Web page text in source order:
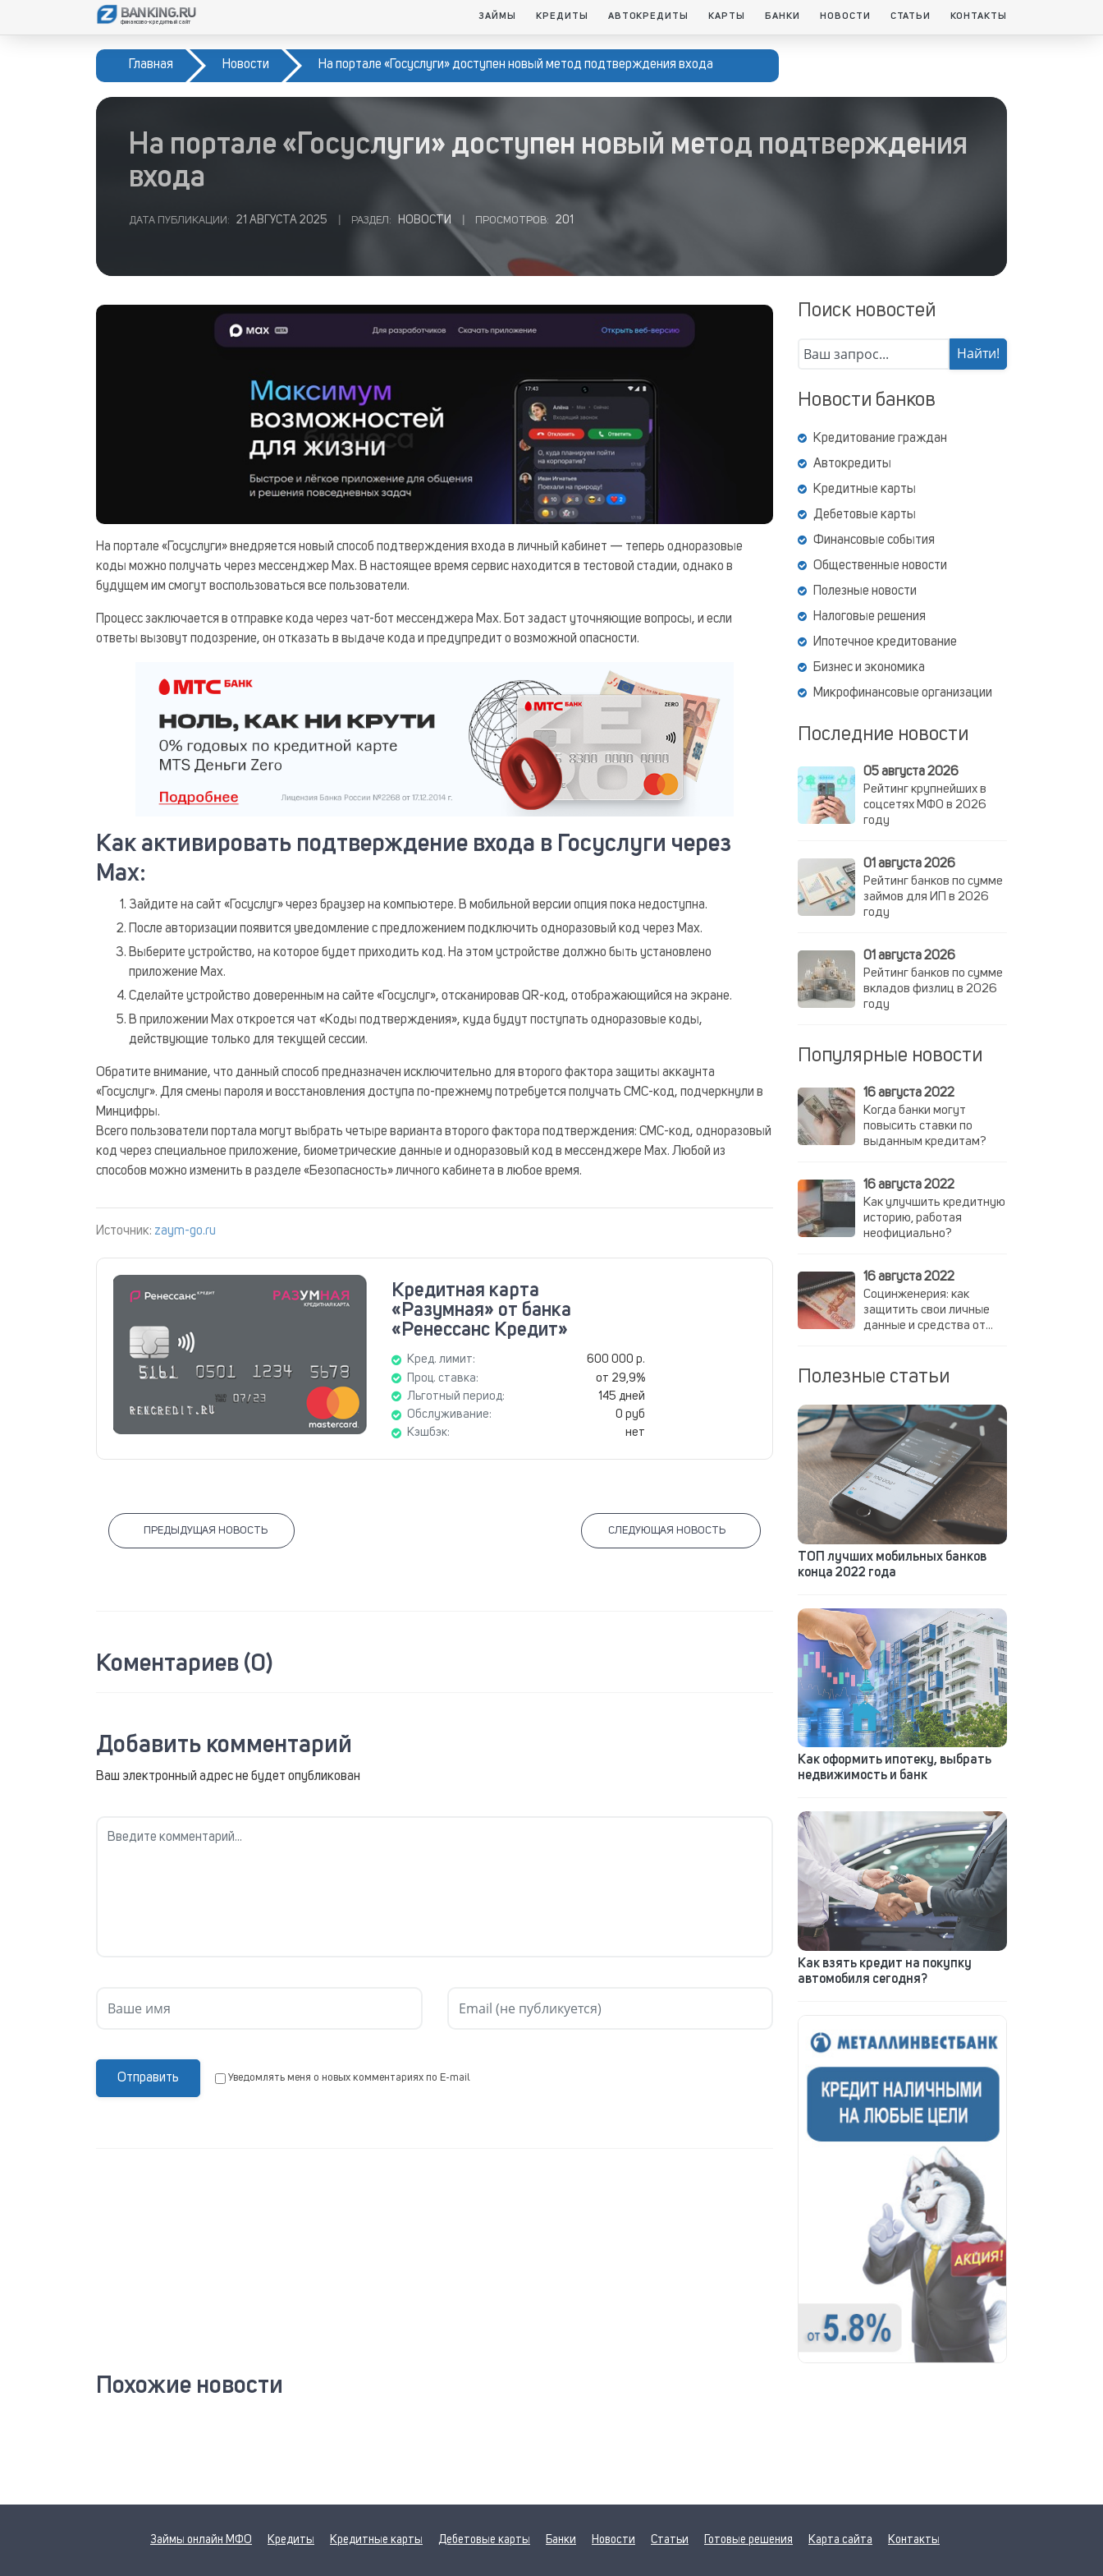
BANKING.RU
финансово-кредитный сайт
ЗАЙМЫ КРЕДИТЫ АВТОКРЕДИТЫ КАРТЫ БАНКИ НОВОСТИ СТАТЬИ КОНТАКТЫ
Главная Новости На портале «Госуслуги» доступен новый метод подтверждения входа
На портале «Госуслуги» доступен новый метод подтверждения
входа
ДАТА ПУБЛИКАЦИИ: 21 АВГУСТА 2025 РАЗДЕЛ: НОВОСТИ ПРОСМОТРОВ: 201
На портале «Госуслуги» внедряется новый способ подтверждения входа в личный кабинет — теперь одноразовые
коды можно получать через мессенджер Max. В настоящее время сервис находится в тестовой стадии, однако в
будущем им смогут воспользоваться все пользователи.
Процесс заключается в отправке кода через чат-бот мессенджера Max. Бот задаст уточняющие вопросы, и если
ответы вызовут подозрение, он отказать в выдаче кода и предупредит о возможной опасности.
Как активировать подтверждение входа в Госуслуги через
Max:
Зайдите на сайт «Госуслуг» через браузер на компьютере. В мобильной версии опция пока недоступна.
После авторизации появится уведомление с предложением подключить одноразовый код через Max.
Выберите устройство, на которое будет приходить код. На этом устройстве должно быть установлено
приложение Max.
Сделайте устройство доверенным на сайте «Госуслуг», отсканировав QR-код, отображающийся на экране.
В приложении Max откроется чат «Коды подтверждения», куда будут поступать одноразовые коды,
действующие только для текущей сессии.
Обратите внимание, что данный способ предназначен исключительно для второго фактора защиты аккаунта
«Госуслуг». Для смены пароля и восстановления доступа по-прежнему потребуется получать СМС-код, подчеркнули в
Минцифры.
Всего пользователи портала могут выбрать четыре варианта второго фактора подтверждения: СМС-код, одноразовый
код через специальное приложение, биометрические данные и одноразовый код в мессенджере Max. Любой из
способов можно изменить в разделе «Безопасность» личного кабинета в любое время.
Источник: zaym-go.ru
Кредитная карта
«Разумная» от банка
«Ренессанс Кредит»
Кред. лимит:
600 000 р.
Проц. ставка:
от 29,9%
Льготный период:
145 дней
Обслуживание:
0 руб
Кэшбэк:
нет
ПРЕДЫДУЩАЯ НОВОСТЬ СЛЕДУЮЩАЯ НОВОСТЬ
Коментариев (0)
Добавить комментарий
Ваш электронный адрес не будет опубликован
Отправить Уведомлять меня о новых комментариях по E-mail
Поиск новостей
Новости банков
Кредитование граждан
Автокредиты
Кредитные карты
Дебетовые карты
Финансовые события
Общественные новости
Полезные новости
Налоговые решения
Ипотечное кредитование
Бизнес и экономика
Микрофинансовые организации
Последние новости
05 августа 2026
Рейтинг крупнейших в
соцсетях МФО в 2026
году
01 августа 2026
Рейтинг банков по сумме
займов для ИП в 2026
году
01 августа 2026
Рейтинг банков по сумме
вкладов физлиц в 2026
году
Популярные новости
16 августа 2022
Когда банки могут
повысить ставки по
выданным кредитам?
16 августа 2022
Как улучшить кредитную
историю, работая
неофициально?
16 августа 2022
Социнженерия: как
защитить свои личные
данные и средства от
Полезные статьи
ТОП лучших мобильных банков
конца 2022 года
Как оформить ипотеку, выбрать
недвижимость и банк
Как взять кредит на покупку
автомобиля сегодня?
Похожие новости
Займы онлайн МФО Кредиты Кредитные карты Дебетовые карты Банки Новости Статьи Готовые решения Карта сайта Контакты